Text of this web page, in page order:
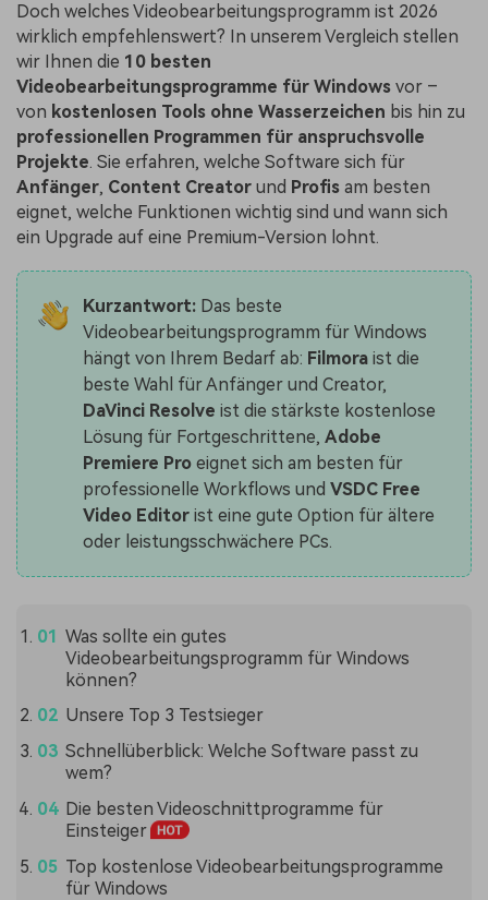
Doch welches Videobearbeitungsprogramm ist 2026
wirklich empfehlenswert? In unserem Vergleich stellen
wir Ihnen die 10 besten
Videobearbeitungsprogramme für Windows vor –
von kostenlosen Tools ohne Wasserzeichen bis hin zu
professionellen Programmen für anspruchsvolle
Projekte. Sie erfahren, welche Software sich für
Anfänger, Content Creator und Profis am besten
eignet, welche Funktionen wichtig sind und wann sich
ein Upgrade auf eine Premium-Version lohnt.
Kurzantwort:Das beste
Videobearbeitungsprogramm für Windows
hängt von Ihrem Bedarf ab: Filmoraist die
beste Wahl für Anfänger und Creator,
DaVinci Resolve ist die stärkste kostenlose
Lösung für Fortgeschrittene, Adobe
Premiere Proeignet sich am besten für
professionelle Workflows und VSDC Free
Video Editorist eine gute Option für ältere
oder leistungsschwächere PCs.
Was sollte ein gutes
Videobearbeitungsprogramm für Windows
können?
Unsere Top 3 Testsieger
Schnellüberblick: Welche Software passt zu
wem?
Die besten Videoschnittprogramme für
Einsteiger
Top kostenlose Videobearbeitungsprogramme
für Windows